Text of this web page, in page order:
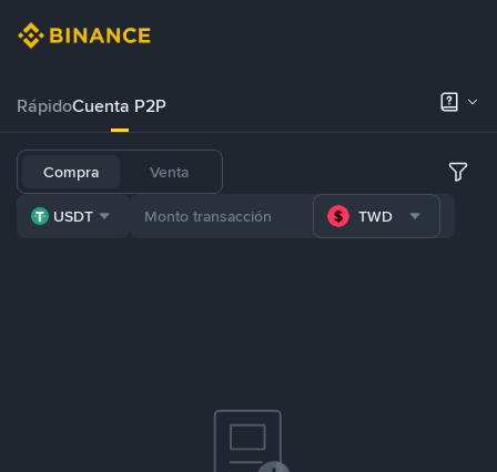
RápidoCuenta P2P
Compra Venta
USDT TWD